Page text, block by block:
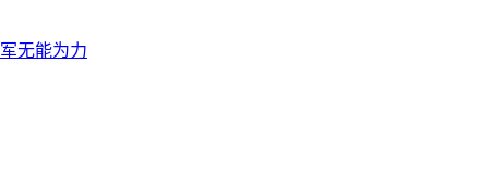
无能为力